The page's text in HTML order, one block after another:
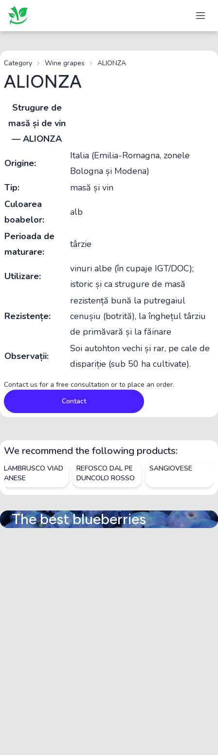
Category Wine grapes ALIONZA
ALIONZA
Strugure de
masă și de vin
— ALIONZA
Origine:
Italia (Emilia-Romagna, zonele
Bologna și Modena)
Tip:
masă și vin
Culoarea
boabelor:
alb
Perioada de
maturare:
târzie
Utilizare:
vinuri albe (în cupaje IGT/DOC);
istoric și ca strugure de masă
Rezistențe:
rezistență bună la putregaiul
cenușiu (botrită), la înghețul târziu
de primăvară și la făinare
Observații:
Soi autohton vechi și rar, pe cale de
dispariție (sub 50 ha cultivate).
Contact us for a free consultation or to place an order.
Contact
We recommend the following products:
LAMBRUSCO VIAD
ANESE
REFOSCO DAL PE
DUNCOLO ROSSO
SANGIOVESE
The best blueberries